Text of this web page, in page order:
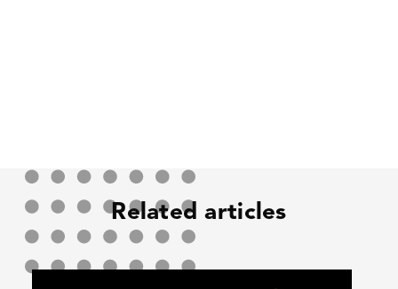
Related articles